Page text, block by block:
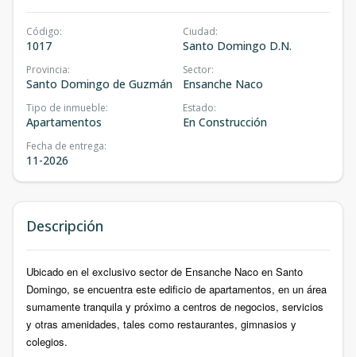
Código:
1017
Ciudad:
Santo Domingo D.N.
Provincia:
Santo Domingo de Guzmán
Sector:
Ensanche Naco
Tipo de inmueble:
Apartamentos
Estado:
En Construcción
Fecha de entrega:
11-2026
Descripción
Ubicado en el exclusivo sector de Ensanche Naco en Santo
Domingo, se encuentra este edificio de apartamentos, en un área
sumamente tranquila y próximo a centros de negocios, servicios
y otras amenidades, tales como restaurantes, gimnasios y
colegios.